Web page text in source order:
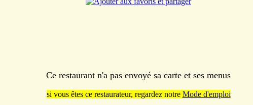
Ce restaurant n'a pas envoyé sa carte et ses menus
si vous êtes ce restaurateur, regardez notre Mode d'emploi